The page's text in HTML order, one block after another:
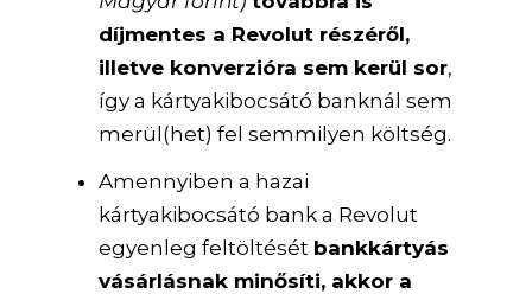
díjmentes a Revolut részéről,
illetve konverzióra sem kerül sor,
így a kártyakibocsátó banknál sem
merül(het) fel semmilyen költség.
Amennyiben a hazai
kártyakibocsátó bank a Revolut
egyenleg feltöltését bankkártyás
vásárlásnak minősíti, akkor a